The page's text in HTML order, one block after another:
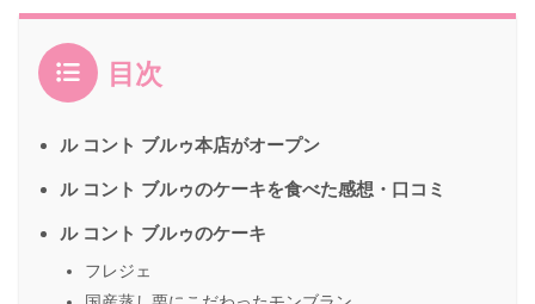
目次
ル コント ブルゥ本店がオープン
ル コント ブルゥのケーキを食べた感想・口コミ
ル コント ブルゥのケーキ
フレジェ